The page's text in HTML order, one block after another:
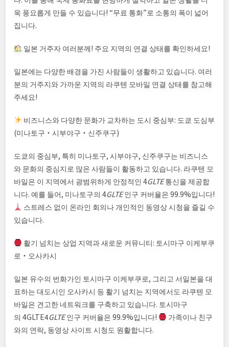
욱 풍요롭게 만들 수 있습니다! “무료 통화”로 소통의 폭이 넓어
집니다.
일본 거주자 여러분께! 주요 지역의 연결 상태를 확인하세요!
일본에는 다양한 배경을 가진 사람들이 생활하고 있습니다. 여러
분의 거주지와 가까운 지역의 라쿠텐 모바일 연결 상태를 참고해
주세요!
비즈니스와 다양한 문화가 교차하는 도시 중심부: 도쿄 도심부
(미나토구・시부야구・신주쿠구)
도쿄의 중심부, 특히 미나토구, 시부야구, 신주쿠구는 비즈니스
와 문화의 중심지로 많은 사람들이 활동하고 있습니다. 라쿠텐 모
바일은 이 지역에서 광범위하게 안정적인 4GLTE통신을 제공합
니다. 예를 들어, 미나토구의 4GLTE인구 커버율은 99.9%입니다!
스트레스 없이 온라인 회의나 개인적인 동영상 시청을 즐길 수
있습니다.
활기 넘치는 상업 지역과 새로운 커뮤니티: 토시마구 이케부쿠
로・오사카시
일본 유수의 번화가인 토시마구 이케부쿠로, 그리고 서일본을 대
표하는 대도시인 오사카시 등 활기 넘치는 지역에서도 라쿠텐 모
바일은 견고한 네트워크를 구축하고 있습니다. 토시마구
의 4GLTE4GLTE인구 커버율은 99.9%입니다!
가족이나 친구
와의 연락, 동영상 사이트 시청도 원활합니다.